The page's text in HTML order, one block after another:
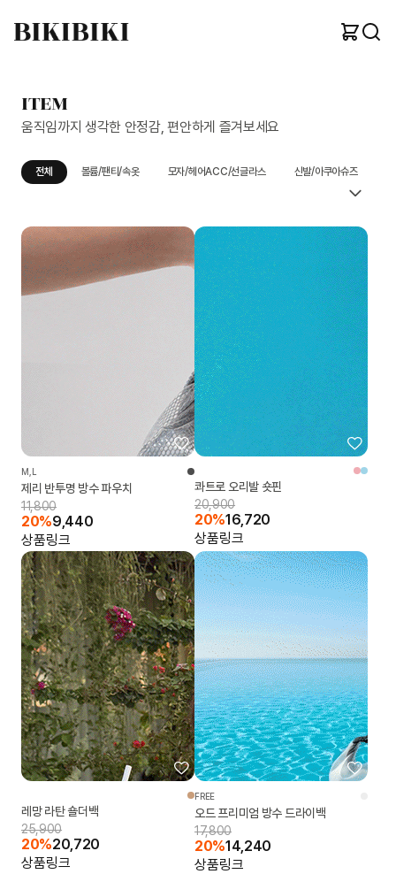
ITEM
움직임까지 생각한 안정감, 편안하게 즐겨보세요
전체 볼륨/팬티/속옷 모자/헤어ACC/선글라스 신발/아쿠아슈즈
M,L
제리 반투명 방수 파우치
11,800
20%9,440
상품링크
콰트로 오리발 숏핀
20,900
20%16,720
상품링크
레망 라탄 숄더백
25,900
20%20,720
상품링크
FREE
오드 프리미엄 방수 드라이백
17,800
20%14,240
상품링크